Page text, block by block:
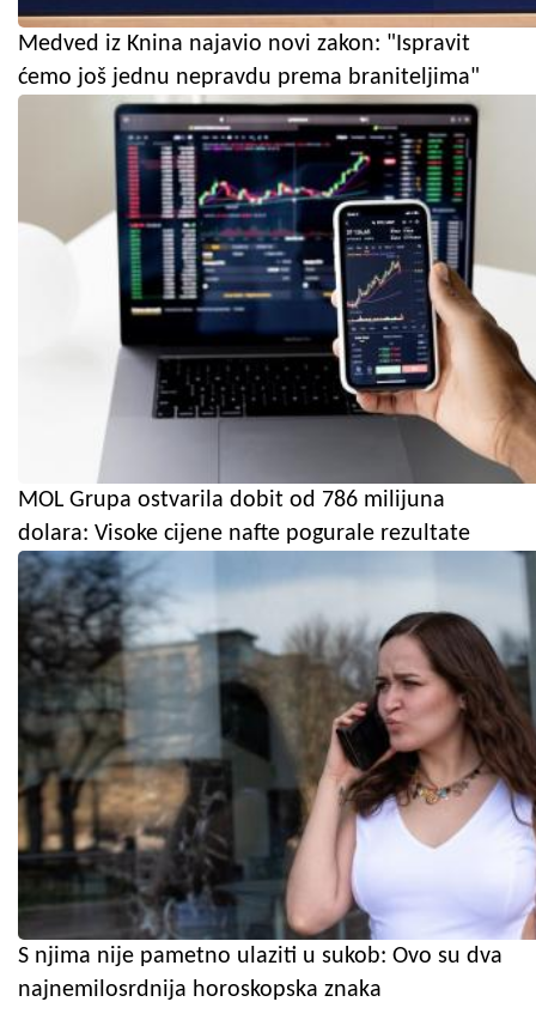
Medved iz Knina najavio novi zakon: "Ispravit
ćemo još jednu nepravdu prema braniteljima"
MOL Grupa ostvarila dobit od 786 milijuna
dolara: Visoke cijene nafte pogurale rezultate
S njima nije pametno ulaziti u sukob: Ovo su dva
najnemilosrdnija horoskopska znaka